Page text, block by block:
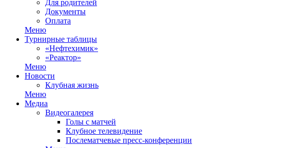
Для родителей
Документы
Оплата
Меню
Турнирные таблицы
«Нефтехимик»
«Реактор»
Меню
Новости
Клубная жизнь
Меню
Медиа
Видеогалерея
Голы с матчей
Клубное телевидение
Послематчевые пресс-конференции